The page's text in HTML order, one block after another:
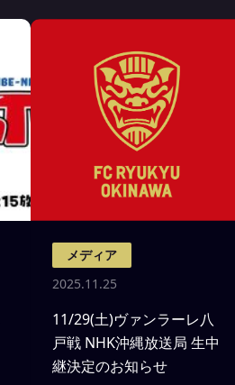
メディア
2025.11.25
11/29(土)ヴァンラーレ八
戸戦 NHK沖縄放送局 生中
継決定のお知らせ